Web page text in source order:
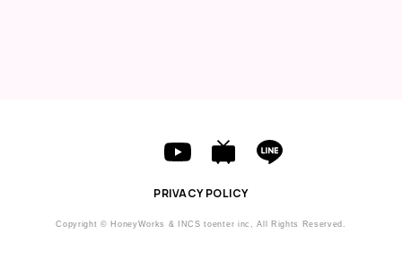
PRIVACY POLICY
Copyright © HoneyWorks & INCS toenter inc, All Rights Reserved.